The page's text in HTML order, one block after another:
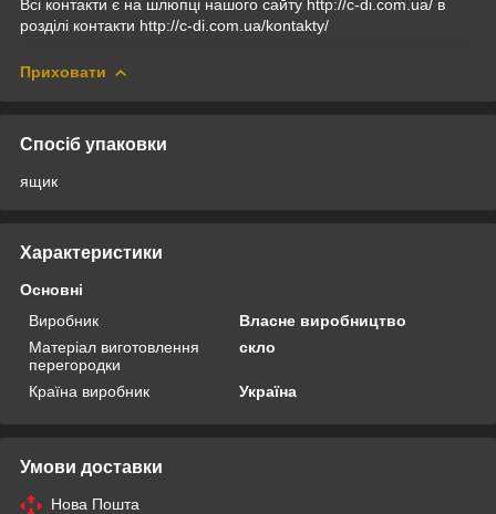
Всі контакти є на шлюпці нашого сайту http://c-di.com.ua/ в
розділі контакти http://c-di.com.ua/kontakty/
Приховати
Спосіб упаковки
ящик
Характеристики
Основні
Виробник
Власне виробництво
Матеріал виготовлення
перегородки
скло
Країна виробник Україна
Умови доставки
Нова Пошта